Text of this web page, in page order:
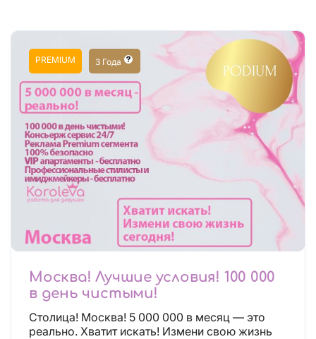
PREMIUM 3 Года
Москва! Лучшие условия! 100 000
в день чистыми!
Столица! Москва! 5 000 000 в месяц — это
реально. Хватит искать! Измени свою жизнь